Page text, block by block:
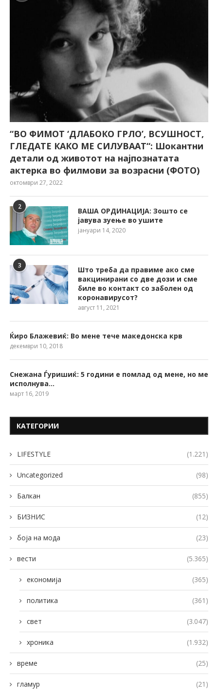
“ВО ФИМОТ ‘ДЛАБОКО ГРЛО’, ВСУШНОСТ,
ГЛЕДАТЕ КАКО МЕ СИЛУВААТ“: Шокантни
детали од животот на најпознатата
актерка во филмови за возрасни (ФОТО)
октомври 27, 2022
2
ВАША ОРДИНАЦИЈА: Зошто се
јавува зуење во ушите
јануари 14, 2020
3
Што треба да правиме ако сме
вакцинирани со две дози и сме
биле во контакт со заболен од
коронавирусот?
август 11, 2021
Ќиро Блажевиќ: Во мене тече македонска крв
декември 10, 2018
Снежана Ѓуришиќ: 5 години е помлад од мене, но ме
исполнува…
март 16, 2019
КАТЕГОРИИ
LIFESTYLE (1.221)
Uncategorized (98)
Балкан (855)
БИЗНИС (12)
боја на мода (23)
вести (5.365)
економија (365)
политика (361)
свет (3.047)
хроника (1.932)
време (25)
гламур (21)